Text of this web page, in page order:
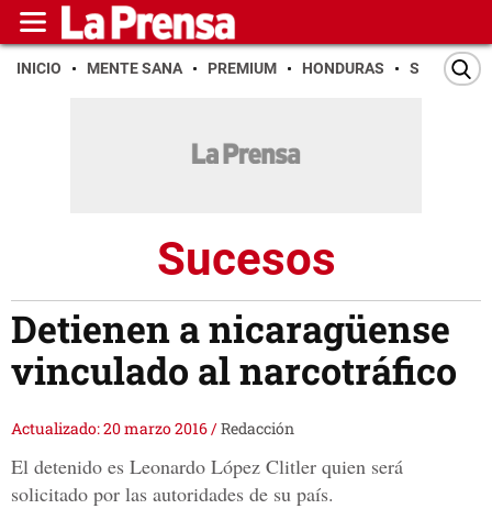
INICIO MENTE SANA PREMIUM HONDURAS SAN PEDRO
Sucesos
Detienen a nicaragüense
vinculado al narcotráfico
Actualizado: 20 marzo 2016/Redacción
El detenido es Leonardo López Clitler quien será
solicitado por las autoridades de su país.